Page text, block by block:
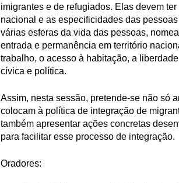
imigrantes e de refugiados. Elas devem
nacional e as especificidades das
várias esferas da vida das pessoas,
entrada e permanência em território
trabalho, o acesso à habitação, a
cívica e política.
Assim, nesta sessão, pretende-se não só
colocam à política de integração de
também apresentar ações concretas
para facilitar esse processo de integração.
Oradores: